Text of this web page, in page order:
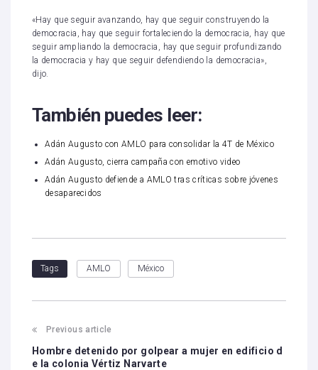
«Hay que seguir avanzando, hay que seguir construyendo la
democracia, hay que seguir fortaleciendo la democracia, hay que
seguir ampliando la democracia, hay que seguir profundizando
la democracia y hay que seguir defendiendo la democracia»,
dijo.
También puedes leer:
Adán Augusto con AMLO para consolidar la 4T de México
Adán Augusto, cierra campaña con emotivo video
Adán Augusto defiende a AMLO tras críticas sobre jóvenes
desaparecidos
Tags AMLO México
Previous article
Hombre detenido por golpear a mujer en edificio d
e la colonia Vértiz Narvarte